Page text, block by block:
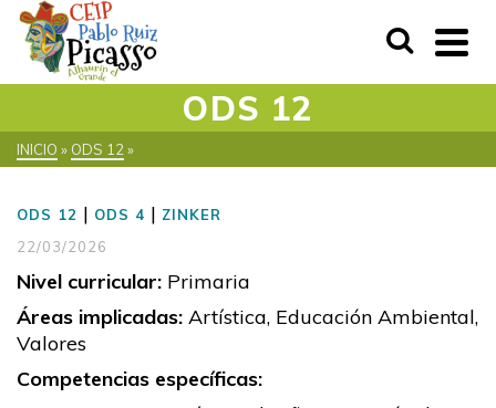
ODS 12
INICIO » ODS 12 »
ODS 12 | ODS 4 | ZINKER
22/03/2026
Nivel curricular: Primaria
Áreas implicadas: Artística, Educación Ambiental,
Valores
Competencias específicas: